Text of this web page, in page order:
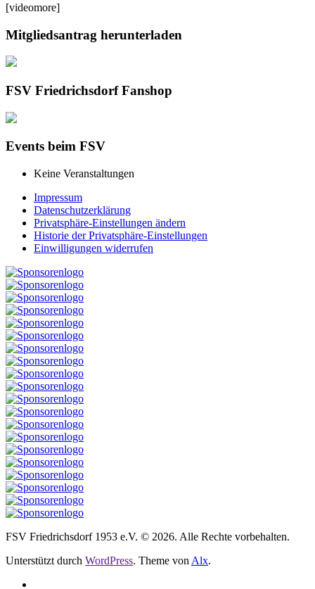
[videomore]
Mitgliedsantrag herunterladen
FSV Friedrichsdorf Fanshop
Events beim FSV
Keine Veranstaltungen
Impressum
Datenschutzerklärung
Privatsphäre-Einstellungen ändern
Historie der Privatsphäre-Einstellungen
Einwilligungen widerrufen
FSV Friedrichsdorf 1953 e.V. © 2026. Alle Rechte vorbehalten.
Unterstützt durch WordPress. Theme von Alx.